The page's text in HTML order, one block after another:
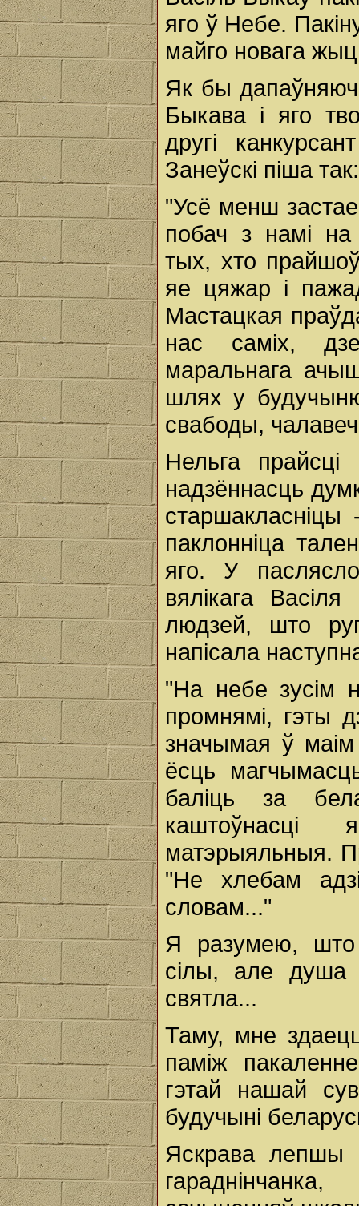
яго ў Небе.
майго новага
Як бы
Быкава і яго
другі
Занеўскі піша так:
"Усё менш
побач з намі на
тых, хто
яе цяжар і
Мастацкая
нас саміх,
маральнага
шлях у
свабоды,
Нельга
надзённасць
старшакласніцы
паклонніца
яго. У
вялікага
людзей, што
напісала
"На небе зусім
промнямі, гэты
значымая ў
ёсць
баліць за
матэрыяльныя.
"Не хлебам
словам..."
Я разумею, што
сілы, але душа
святла...
Таму, мне
паміж
гэтай нашай
будучыні
Яскрава лепшы